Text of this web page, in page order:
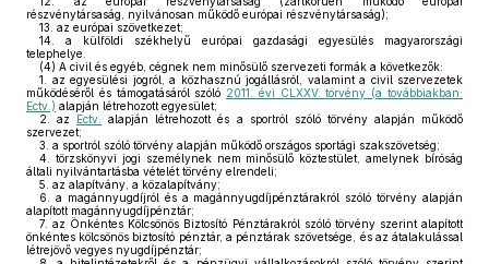
részvénytársaság, nyilvánosan működő európai részvénytársaság);
13. az európai szövetkezet;
14.
a külföldi székhelyű európai gazdasági egyesülés magyarországi
telephelye.
(4) A civil és egyéb, cégnek nem minősülő szervezeti formák a következők:
1.
az egyesülési jogról, a közhasznú jogállásról, valamint a civil szervezetek
működéséről és támogatásáról szóló 2011. évi CLXXV. törvény (a továbbiakban:
Ectv.) alapján létrehozott egyesület;
2.
az Ectv.
alapján létrehozott és a sportról szóló törvény alapján működő
szervezet;
3. a sportról szóló törvény alapján működő országos sportági szakszövetség;
4.
törzskönyvi jogi személynek nem minősülő köztestület, amelynek bíróság
általi nyilvántartásba vételét törvény elrendeli;
5. az alapítvány, a közalapítvány;
6.
a magánnyugdíjról és a magánnyugdíjpénztárakról szóló törvény alapján
alapított magánnyugdíjpénztár;
7. az Önkéntes Kölcsönös Biztosító Pénztárakról szóló törvény szerint alapított
önkéntes kölcsönös biztosító pénztár, a pénztárak szövetsége, és az átalakulással
létrejövő vegyes nyugdíjpénztár;